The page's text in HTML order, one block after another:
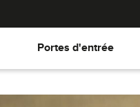
Portes d'entrée